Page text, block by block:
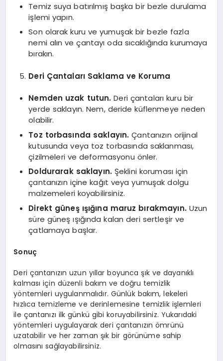
Temiz suya batırılmış başka bir bezle durulama
işlemi yapın.
Son olarak kuru ve yumuşak bir bezle fazla
nemi alın ve çantayı oda sıcaklığında kurumaya
bırakın.
Deri Çantaları Saklama ve Koruma
Nemden uzak tutun. Deri çantaları kuru bir
yerde saklayın. Nem, deride küflenmeye neden
olabilir.
Toz torbasında saklayın. Çantanızın orijinal
kutusunda veya toz torbasında saklanması,
çizilmeleri ve deformasyonu önler.
Doldurarak saklayın. Şeklini koruması için
çantanızın içine kağıt veya yumuşak dolgu
malzemeleri koyabilirsiniz.
Direkt güneş ışığına maruz bırakmayın. Uzun
süre güneş ışığında kalan deri sertleşir ve
çatlamaya başlar.
Sonuç
Deri çantanızın uzun yıllar boyunca şık ve dayanıklı
kalması için düzenli bakım ve doğru temizlik
yöntemleri uygulanmalıdır. Günlük bakım, lekeleri
hızlıca temizleme ve derinlemesine temizlik işlemleri
ile çantanızı ilk günkü gibi koruyabilirsiniz. Yukarıdaki
yöntemleri uygulayarak deri çantanızın ömrünü
uzatabilir ve her zaman şık bir görünüme sahip
olmasını sağlayabilirsiniz.